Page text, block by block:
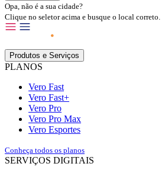
Opa, não é a sua cidade?
Clique no seletor acima e busque o local correto.
Produtos e Serviços
PLANOS
Vero Fast
Vero Fast+
Vero Pro
Vero Pro Max
Vero Esportes
Conheça todos os planos
SERVIÇOS DIGITAIS